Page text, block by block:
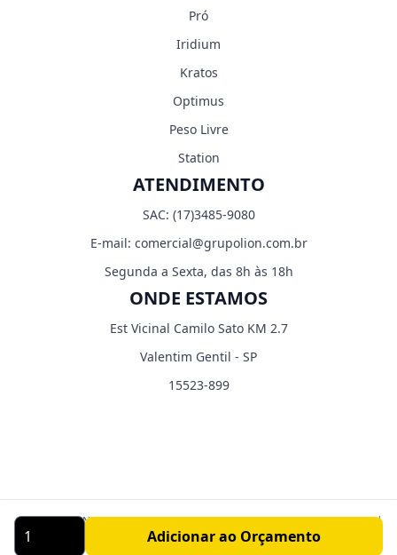
Adicionar ao Orçamento
Pró
Iridium
Kratos
Optimus
Peso Livre
Station
ATENDIMENTO
SAC: (17)3485-9080
E-mail: comercial@grupolion.com.br
Segunda a Sexta, das 8h às 18h
ONDE ESTAMOS
Est Vicinal Camilo Sato KM 2.7
Valentim Gentil - SP
15523-899
CORP LIGHT INDUSTRIA E COMERCIO EIRELI - CNPJ: 03.529.804/0001-70 |
LION FITNESS ® - Indústria de Equipamentos Fitness